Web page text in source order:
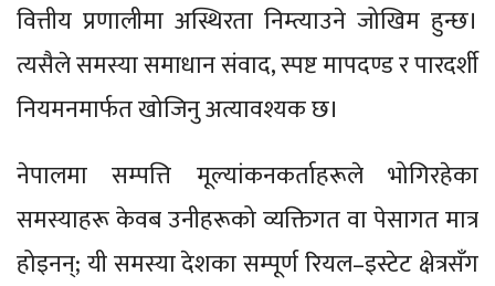
वित्तीय प्रणालीमा अस्थिरता निम्त्याउने जोखिम हुन्छ।
त्यसैले समस्या समाधान संवाद, स्पष्ट मापदण्ड र पारदर्शी
नियमनमार्फत खोजिनु अत्यावश्यक छ।
नेपालमा सम्पत्ति मूल्यांकनकर्ताहरूले भोगिरहेका
समस्याहरू केवब उनीहरूको व्यक्तिगत वा पेसागत मात्र
होइनन्; यी समस्या देशका सम्पूर्ण रियल–इस्टेट क्षेत्रसँग